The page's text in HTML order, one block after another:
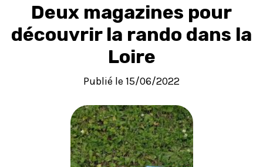
Deux magazines pour
découvrir la rando dans la
Loire
Publié le 15/06/2022